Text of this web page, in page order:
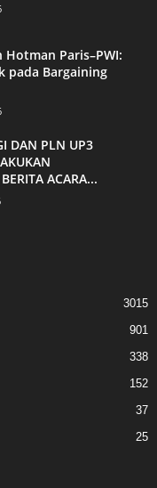
Paris–PWI:
pada Bargaining
DAN PLN UP3
ACARA...
3015
901
338
152
37
25